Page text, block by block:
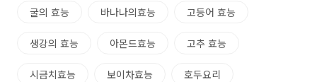
굴의 효능 바나나의효능 고등어 효능
생강의 효능 아몬드효능 고추 효능
시금치효능 보이차효능 호두요리